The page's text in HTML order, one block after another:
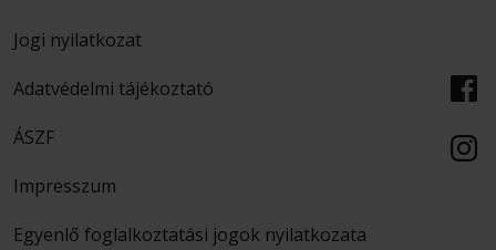
Jogi nyilatkozat
Adatvédelmi tájékoztató
ÁSZF
Impresszum
Egyenlő foglalkoztatási jogok nyilatkozata